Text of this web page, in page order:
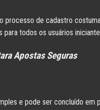
processo de cadastro
todos os usuários
Apostas Seguras
e pode ser concluído